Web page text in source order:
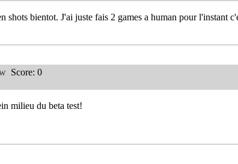
shots bientot. J'ai juste fais 2 games a human pour l'instant
Score: 0
milieu du beta test!